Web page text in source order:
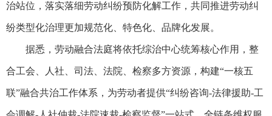
治站位，落实落细劳动纠纷预防化解工作，共同推进劳动纠
纷类型化治理更加规范化、特色化、品牌化发展。
据悉，劳动融合法庭将依托综治中心统筹核心作用，整
合工会、人社、司法、法院、检察多方资源，构建“一核五
联”融合共治工作体系，为劳动者提供“纠纷咨询-法律援助-工